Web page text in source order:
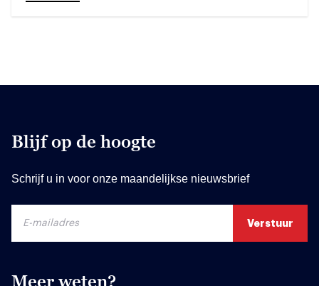
Blijf op de hoogte
Schrijf u in voor onze maandelijkse nieuwsbrief
Meer weten?